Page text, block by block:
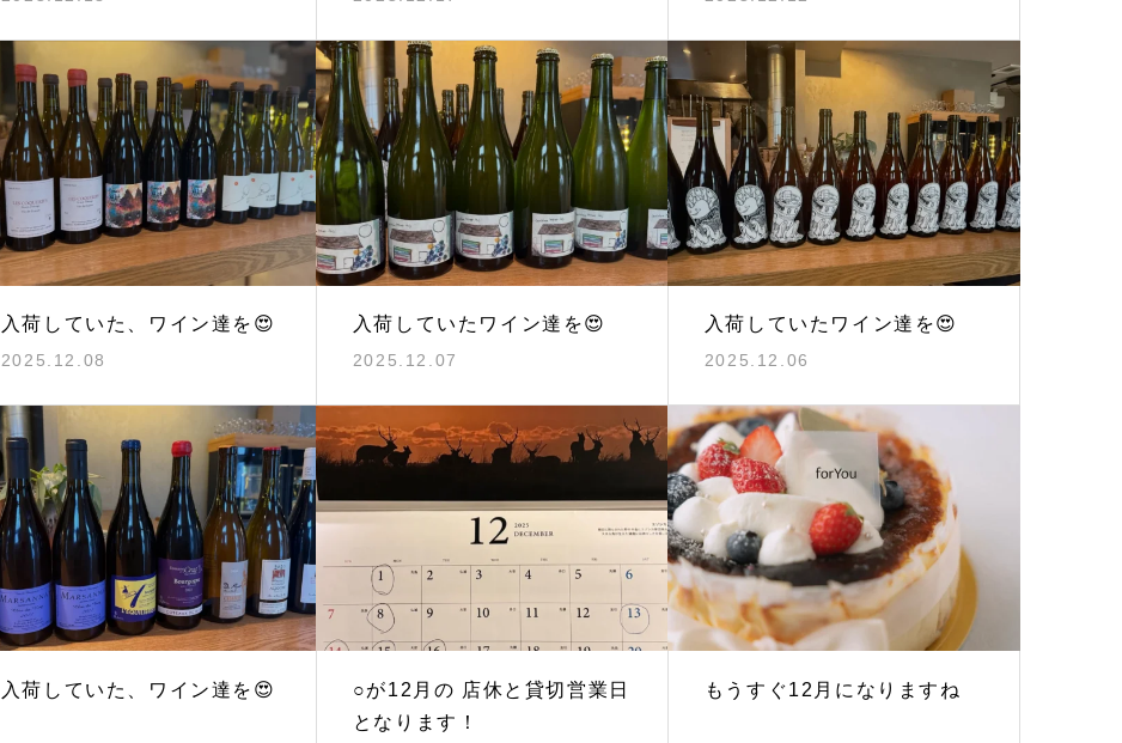
入荷していた、ワイン達を😍
2025.12.08
入荷していたワイン達を😍
2025.12.07
入荷していたワイン達を😍
2025.12.06
入荷していた、ワイン達を😍
○が12月の 店休と貸切営業日
となります！
もうすぐ12月になりますね